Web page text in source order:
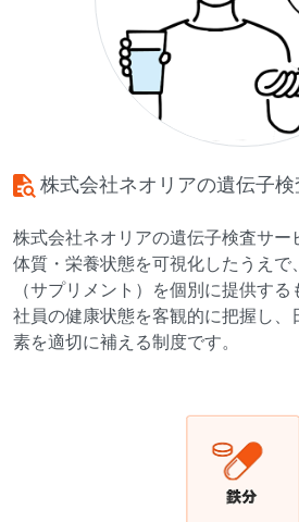
株式会社ネオリアの遺伝子検
株式会社ネオリアの遺伝子検査サー
体質・栄養状態を可視化したうえで
（サプリメント）を個別に提供する
社員の健康状態を客観的に把握し、
素を適切に補える制度です。